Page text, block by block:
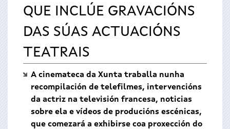
QUE INCLÚE GRAVACIÓNS
DAS SÚAS ACTUACIÓNS
TEATRAIS
A cinemateca da Xunta traballa nunha
recompilación de telefilmes, intervencións
da actriz na televisión francesa, noticias
sobre ela e vídeos de producións escénicas,
que comezará a exhibirse coa proxección do